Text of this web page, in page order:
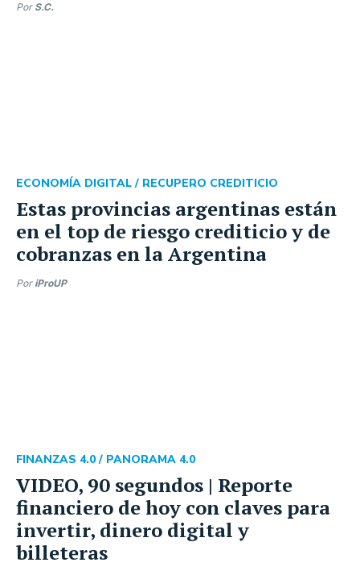
Por S.C.
Estas provincias argentinas están
en el top de riesgo crediticio y de
cobranzas en la Argentina
ECONOMÍA DIGITAL / RECUPERO CREDITICIO
Por iProUP
VIDEO, 90 segundos | Reporte
financiero de hoy con claves para
invertir, dinero digital y
billeteras
FINANZAS 4.0 / PANORAMA 4.0